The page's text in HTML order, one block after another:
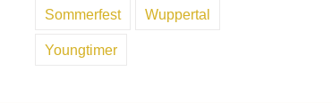
Sommerfest Wuppertal
Youngtimer